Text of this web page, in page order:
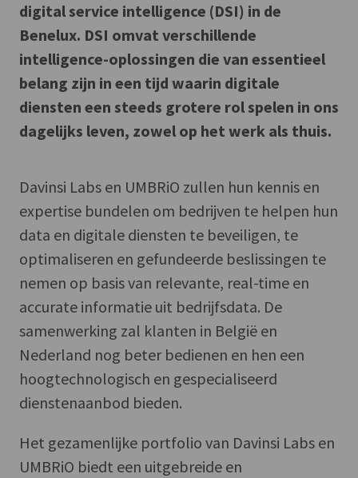
digital service intelligence (DSI) in de
Benelux. DSI omvat verschillende
intelligence-oplossingen die van essentieel
belang zijn in een tijd waarin digitale
diensten een steeds grotere rol spelen in ons
dagelijks leven, zowel op het werk als thuis.
Davinsi Labs en UMBRiO zullen hun kennis en
expertise bundelen om bedrijven te helpen hun
data en digitale diensten te beveiligen, te
optimaliseren en gefundeerde beslissingen te
nemen op basis van relevante, real-time en
accurate informatie uit bedrijfsdata. De
samenwerking zal klanten in België en
Nederland nog beter bedienen en hen een
hoogtechnologisch en gespecialiseerd
dienstenaanbod bieden.
Het gezamenlijke portfolio van Davinsi Labs en
UMBRiO biedt een uitgebreide en